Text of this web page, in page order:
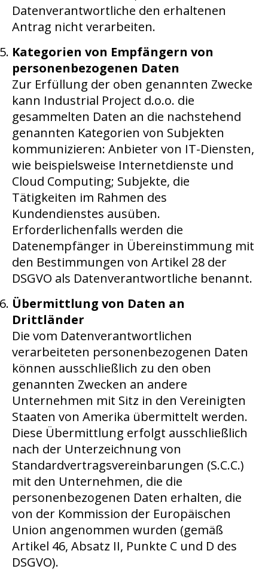
Datenverantwortliche den erhaltenen
Antrag nicht verarbeiten.
Kategorien von Empfängern von
personenbezogenen Daten
Zur Erfüllung der oben genannten Zwecke
kann Industrial Project d.o.o. die
gesammelten Daten an die nachstehend
genannten Kategorien von Subjekten
kommunizieren: Anbieter von IT-Diensten,
wie beispielsweise Internetdienste und
Cloud Computing; Subjekte, die
Tätigkeiten im Rahmen des
Kundendienstes ausüben.
Erforderlichenfalls werden die
Datenempfänger in Übereinstimmung mit
den Bestimmungen von Artikel 28 der
DSGVO als Datenverantwortliche benannt.
Übermittlung von Daten an
Drittländer
Die vom Datenverantwortlichen
verarbeiteten personenbezogenen Daten
können ausschließlich zu den oben
genannten Zwecken an andere
Unternehmen mit Sitz in den Vereinigten
Staaten von Amerika übermittelt werden.
Diese Übermittlung erfolgt ausschließlich
nach der Unterzeichnung von
Standardvertragsvereinbarungen (S.C.C.)
mit den Unternehmen, die die
personenbezogenen Daten erhalten, die
von der Kommission der Europäischen
Union angenommen wurden (gemäß
Artikel 46, Absatz II, Punkte C und D des
DSGVO).